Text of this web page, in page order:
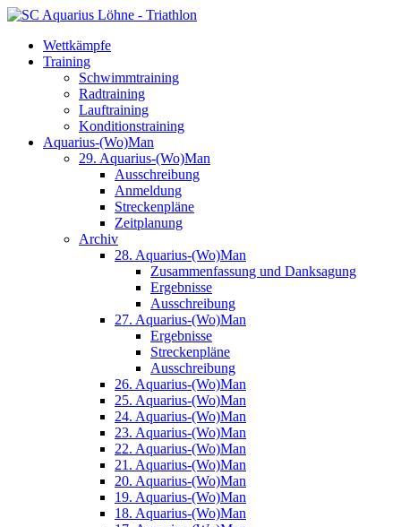
Wettkämpfe
Training
Schwimmtraining
Radtraining
Lauftraining
Konditionstraining
Aquarius-(Wo)Man
29. Aquarius-(Wo)Man
Ausschreibung
Anmeldung
Streckenpläne
Zeitplanung
Archiv
28. Aquarius-(Wo)Man
Zusammenfassung und Danksagung
Ergebnisse
Ausschreibung
27. Aquarius-(Wo)Man
Ergebnisse
Streckenpläne
Ausschreibung
26. Aquarius-(Wo)Man
25. Aquarius-(Wo)Man
24. Aquarius-(Wo)Man
23. Aquarius-(Wo)Man
22. Aquarius-(Wo)Man
21. Aquarius-(Wo)Man
20. Aquarius-(Wo)Man
19. Aquarius-(Wo)Man
18. Aquarius-(Wo)Man